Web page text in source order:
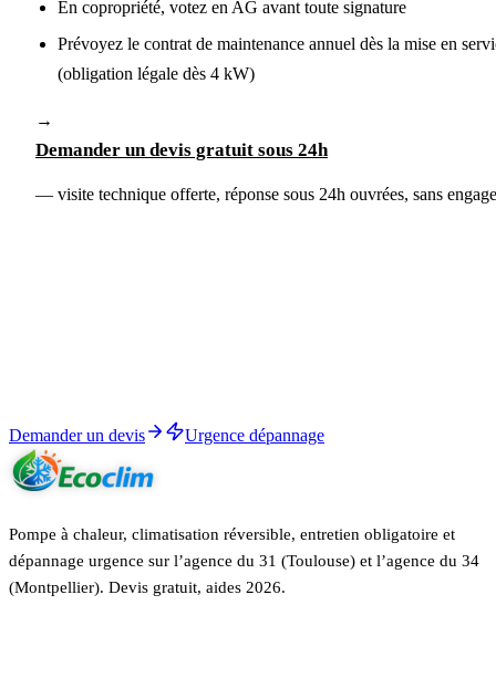
En copropriété, votez en AG avant toute signature
Prévoyez le contrat de maintenance annuel dès la mise en
(obligation légale dès 4 kW)
→
Demander un devis gratuit sous 24h
— visite technique offerte, réponse sous 24h ouvrées, sans
Demander un devis Urgence dépannage
Pompe à chaleur, climatisation réversible, entretien obligatoire et
dépannage urgence sur l’agence du 31 (Toulouse) et l’agence du 34
(Montpellier). Devis gratuit, aides 2026.